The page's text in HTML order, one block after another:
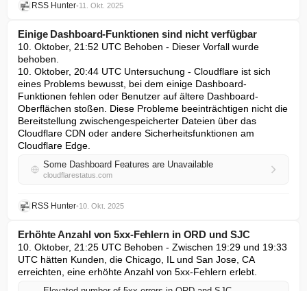
RSS Hunter•11. Okt. 2025
Einige Dashboard-Funktionen sind nicht verfügbar
10. Oktober, 21:52 UTC Behoben - Dieser Vorfall wurde
behoben.
10. Oktober, 20:44 UTC Untersuchung - Cloudflare ist sich
eines Problems bewusst, bei dem einige Dashboard-
Funktionen fehlen oder Benutzer auf ältere Dashboard-
Oberflächen stoßen. Diese Probleme beeinträchtigen nicht die
Bereitstellung zwischengespeicherter Dateien über das
Cloudflare CDN oder andere Sicherheitsfunktionen am
Cloudflare Edge.
Some Dashboard Features are Unavailable
cloudflarestatus.com
RSS Hunter•10. Okt. 2025
Erhöhte Anzahl von 5xx-Fehlern in ORD und SJC
10. Oktober, 21:25 UTC Behoben - Zwischen 19:29 und 19:33
UTC hätten Kunden, die Chicago, IL und San Jose, CA
erreichten, eine erhöhte Anzahl von 5xx-Fehlern erlebt.